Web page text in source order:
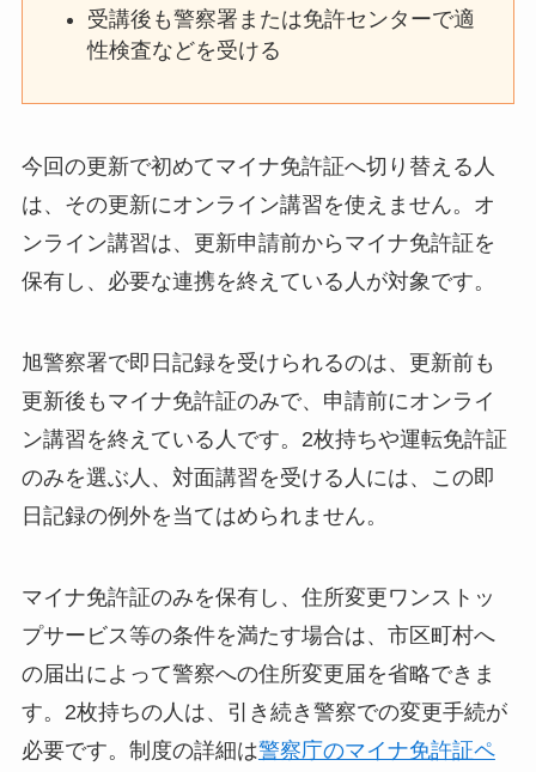
受講後も警察署または免許センターで適
性検査などを受ける
今回の更新で初めてマイナ免許証へ切り替える人
は、その更新にオンライン講習を使えません。オ
ンライン講習は、更新申請前からマイナ免許証を
保有し、必要な連携を終えている人が対象です。
旭警察署で即日記録を受けられるのは、更新前も
更新後もマイナ免許証のみで、申請前にオンライ
ン講習を終えている人です。2枚持ちや運転免許証
のみを選ぶ人、対面講習を受ける人には、この即
日記録の例外を当てはめられません。
マイナ免許証のみを保有し、住所変更ワンストッ
プサービス等の条件を満たす場合は、市区町村へ
の届出によって警察への住所変更届を省略できま
す。2枚持ちの人は、引き続き警察での変更手続が
必要です。制度の詳細は警察庁のマイナ免許証ペ